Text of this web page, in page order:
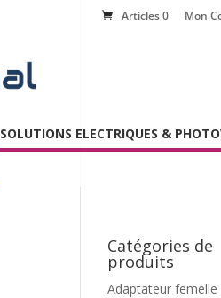
Articles 0 Mon
SOLUTIONS ELECTRIQUES &
Catégories de
produits
Adaptateur femelle